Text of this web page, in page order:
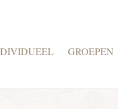
GROEPEN